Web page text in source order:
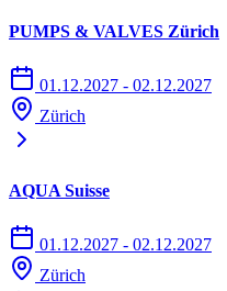
PUMPS & VALVES Zürich
01.12.2027 - 02.12.2027
Zürich
AQUA Suisse
01.12.2027 - 02.12.2027
Zürich